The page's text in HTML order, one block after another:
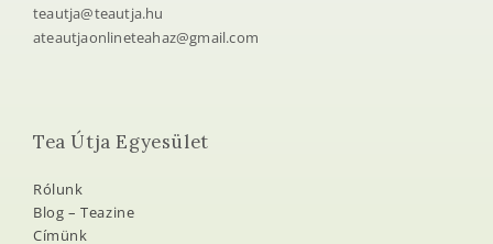
teautja@teautja.hu
ateautjaonlineteahaz@gmail.com
Tea Útja Egyesület
Rólunk
Blog – Teazine
Címünk